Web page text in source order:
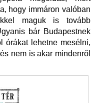
hogy immáron valóban
maguk is tovább
bár Budapestnek
órákat lehetne mesélni,
nem is akar mindenről